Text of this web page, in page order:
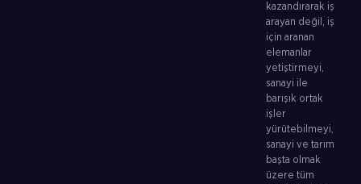
kazandırarak iş
arayan değil, iş
için aranan
elemanlar
yetiştirmeyi,
sanayi ile
barışık ortak
işler
yürütebilmeyi,
sanayi ve tarım
başta olmak
üzere tüm